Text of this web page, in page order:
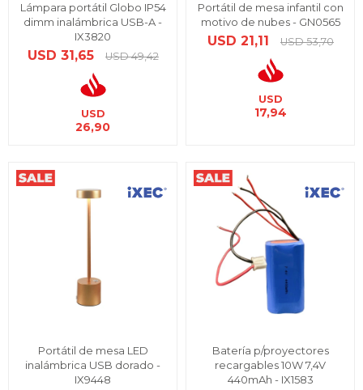
Lámpara portátil Globo IP54
dimm inalámbrica USB-A -
IX3820
USD 31,65 USD 49,42
USD
26,90
Portátil de mesa infantil con
motivo de nubes - GN0565
USD 21,11 USD 53,70
USD
17,94
Portátil de mesa LED
inalámbrica USB dorado -
IX9448
Batería p/proyectores
recargables 10W 7,4V
440mAh - IX1583